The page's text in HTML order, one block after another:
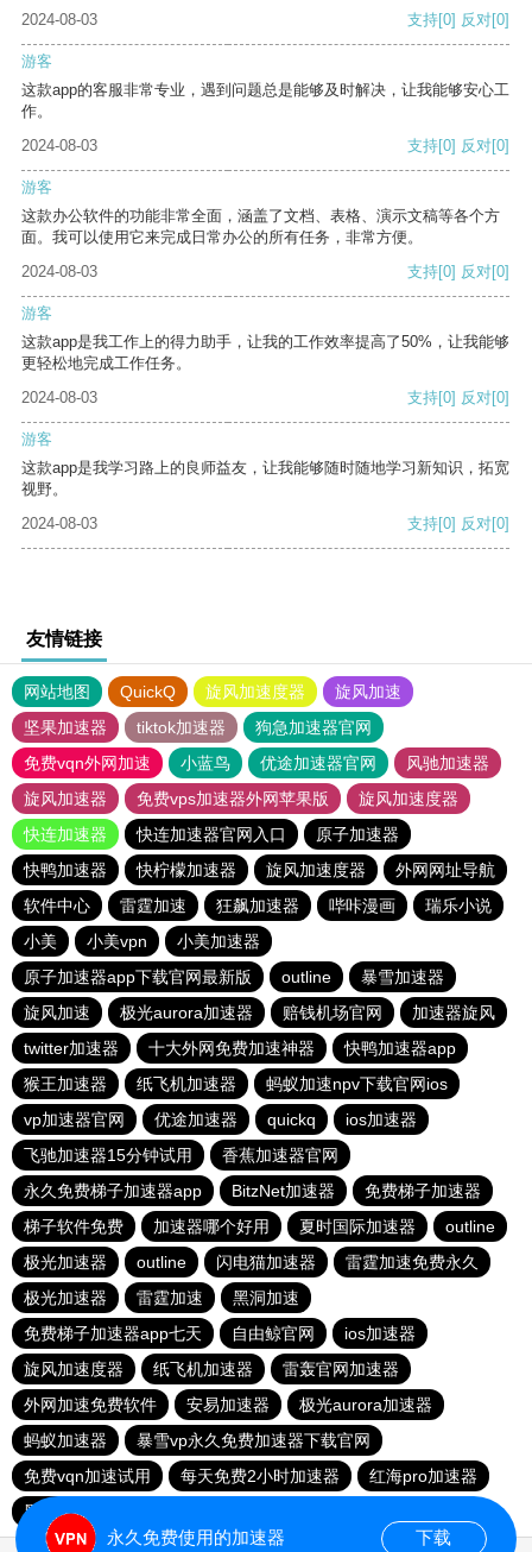
2024-08-03 支持[0] 反对[0]
游客
这款app的客服非常专业，遇到问题总是能够及时解决，让我能够安心工
作。
2024-08-03
支持[0] 反对[0]
游客
这款办公软件的功能非常全面，涵盖了文档、表格、演示文稿等各个方
面。我可以使用它来完成日常办公的所有任务，非常方便。
2024-08-03
支持[0] 反对[0]
游客
这款app是我工作上的得力助手，让我的工作效率提高了50%，让我能够
更轻松地完成工作任务。
2024-08-03
支持[0] 反对[0]
游客
这款app是我学习路上的良师益友，让我能够随时随地学习新知识，拓宽
视野。
2024-08-03
支持[0] 反对[0]
友情链接
网站地图 QuickQ 旋风加速度器
旋风加速
坚果加速器
tiktok加速器
狗急加速器官网
免费vqn外网加速
小蓝鸟 优途加速器官网
风驰加速器
旋风加速器
免费vps加速器外网苹果版
旋风加速度器
快连加速器
快连加速器官网入口
原子加速器
快鸭加速器
快柠檬加速器 旋风加速度器
外网网址导航
软件中心
雷霆加速 狂飙加速器 哔咔漫画
瑞乐小说
小美
小美vpn
小美加速器
原子加速器app下载官网最新版
outline
暴雪加速器
旋风加速
极光aurora加速器 赔钱机场官网
加速器旋风
twitter加速器
十大外网免费加速神器
快鸭加速器app
猴王加速器
纸飞机加速器
蚂蚁加速npv下载官网ios
vp加速器官网
优途加速器 quickq
ios加速器
飞驰加速器15分钟试用
香蕉加速器官网
永久免费梯子加速器app
BitzNet加速器
免费梯子加速器
梯子软件免费
加速器哪个好用 夏时国际加速器
outline
极光加速器
outline 闪电猫加速器
雷霆加速免费永久
极光加速器
雷霆加速
黑洞加速
免费梯子加速器app七天
自由鲸官网
ios加速器
旋风加速度器
纸飞机加速器
雷轰官网加速器
外网加速免费软件
安易加速器
极光aurora加速器
蚂蚁加速器
暴雪vp永久免费加速器下载官网
免费vqn加速试用
每天免费2小时加速器
红海pro加速器
黑洞官网
永久免费使用的加速器 下载